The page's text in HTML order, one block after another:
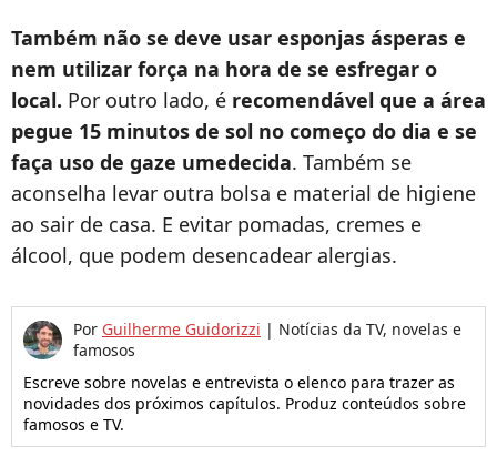
Também não se deve usar esponjas ásperas e
nem utilizar força na hora de se esfregar o
local. Por outro lado, é recomendável que a área
pegue 15 minutos de sol no começo do dia e se
faça uso de gaze umedecida. Também se
aconselha levar outra bolsa e material de higiene
ao sair de casa. E evitar pomadas, cremes e
álcool, que podem desencadear alergias.
Por Guilherme Guidorizzi | Notícias da TV, novelas e
famosos
Escreve sobre novelas e entrevista o elenco para trazer as
novidades dos próximos capítulos. Produz conteúdos sobre
famosos e TV.